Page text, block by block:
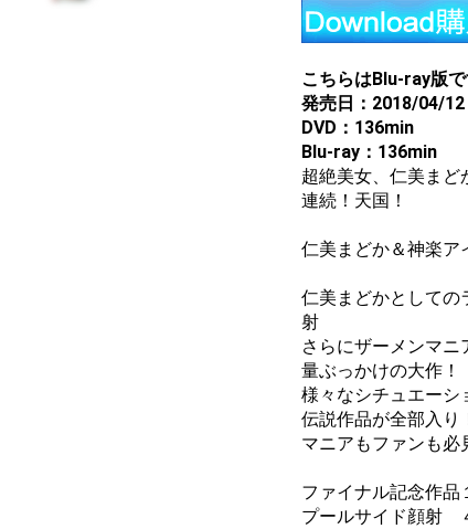
こちらはBlu-ray版
発売日：2018/04/12
DVD：136min
Blu-ray：136min
超絶美女、仁美まど
連続！天国！
仁美まどか＆神楽
仁美まどかとしての
射
さらにザーメンマ
量ぶっかけの大作！
様々なシチュエーシ
伝説作品が全部入り
マニアもファンも必
ファイナル記念作品
プールサイド顔射